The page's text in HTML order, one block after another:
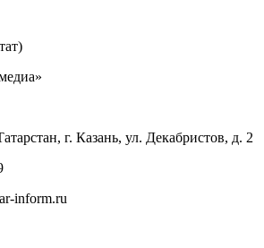
г. Казань, ул. Декабристов, д. 2
inform.ru